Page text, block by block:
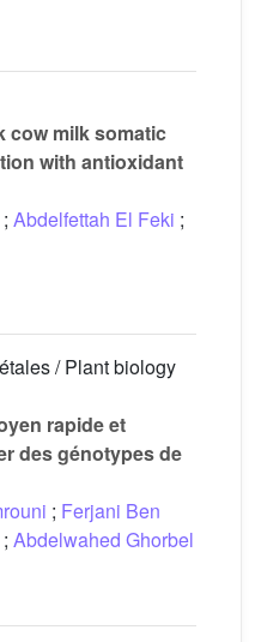
cow milk somatic
with antioxidant
; Abdelfettah El Feki ;
/ Plant biology
rapide et
des génotypes de
; Ferjani Ben
; Abdelwahed Ghorbel